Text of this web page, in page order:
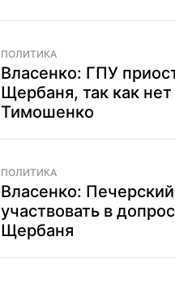
ПОЛИТИКА
Власенко: ГПУ
Щербаня, так как
Тимошенко
ПОЛИТИКА
Власенко:
участвовать в
Щербаня